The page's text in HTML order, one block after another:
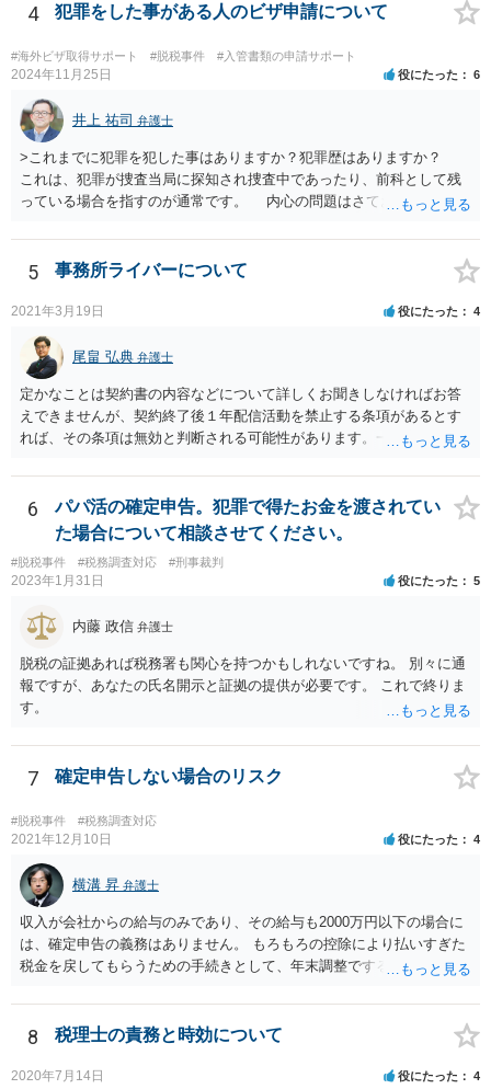
4 犯罪をした事がある人のビザ申請について
#海外ビザ取得サポート #脱税事件 #入管書類の申請サポート
2024年11月25日 役にたった 6
井上 祐司 弁護士
>これまでに犯罪を犯した事はありますか？犯罪歴はありますか？
これは、犯罪が捜査当局に探知され捜査中であったり、前科として残
っている場合を指すのが通常です。 内心の問題はさておき、ご質問
5 事務所ライバーについて
2021年3月19日 役にたった 4
尾畠 弘典 弁護士
定かなことは契約書の内容などについて詳しくお聞きしなければお答
えできませんが、契約終了後１年配信活動を禁止する条項があるとす
れば、その条項は無効と判断される可能性があります。一度実際に弁
した方がよろしいかと存じます。
6
パパ活の確定申告。犯罪で得たお金を渡されてい
た場合について相談させてください。
#脱税事件 #税務調査対応 #刑事裁判
2023年1月31日 役にたった 5
内藤 政信 弁護士
脱税の証拠あれば税務署も関心を持つかもしれないですね。 別々に通
報ですが、あなたの氏名開示と証拠の提供が必要です。 これで終りま
す。
7 確定申告しない場合のリスク
#脱税事件 #税務調査対応
2021年12月10日 役にたった 4
横溝 昇 弁護士
収入が会社からの給与のみであり、その給与も2000万円以下の場合に
は、確定申告の義務はありません。 もろもろの控除により払いすぎた
税金を戻してもらうための手続きとして、年末調整でするのか、確定
する義務がある場合で確定申告をしなかった場合には、税務署の調査
等があり、本来払うべき税金にプラスして加算税の処分を科される場
合もあります。 高額なものでもない限り単なる無申告だけでは直ちに
逮捕されないとは思います。
8 税理士の責務と時効について
2020年7月14日 役にたった 4